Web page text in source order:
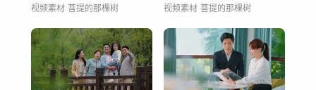
视频素材 菩提的那棵树 视频素材 菩提的那棵树